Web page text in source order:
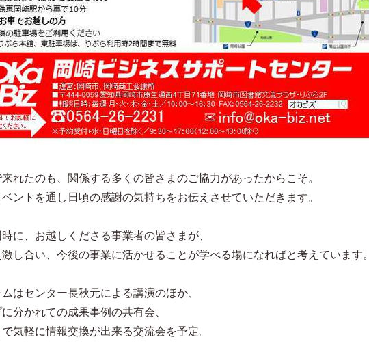
れたのも、関係する多くの皆さまのご協力があったからこそ。
ントを通し日頃の感謝の気持ちをお伝えさせていただきます。
に、お越しくださる事業者の皆さまが、
し合い、今後の事業に活かせることが学べる場になればと考えています。
はセンター長秋元による講演のほか、
分かれての成果事例の共有会、
気軽に情報交換が出来る交流会を予定。